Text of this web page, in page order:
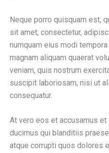
Neque porro quisquam est,
sit amet, consectetur,
numquam eius modi
magnam aliquam quaerat
veniam, quis nostrum
suscipit laboriosam, nisi ut
consequatur.
At vero eos et accusamus
ducimus qui blanditiis
atque corrupti quos dolores